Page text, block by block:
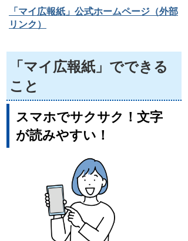
「マイ広報紙」公式ホームページ（外部
リンク）
「マイ広報紙」でできる
こと
スマホでサクサク！文字
が読みやすい！